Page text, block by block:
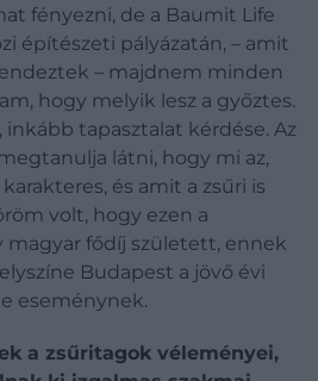
fényezni, de a Baumit Life
építészeti pályázatán, – amit
– majdnem minden
hogy melyik lesz a győztes.
inkább tapasztalat kérdése. Az
látni, hogy mi az,
és amit a zsűri is
volt, hogy ezen a
magyar fődíj született, ennek
Budapest a jövő évi
eseménynek.
a zsűritagok véleményei,